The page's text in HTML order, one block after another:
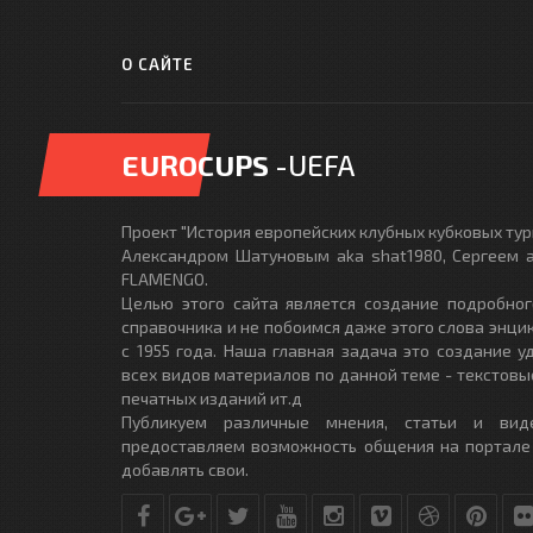
О САЙТЕ
EUROCUPS -UEFA
Проект "История европейских клубных кубковых
Александром Шатуновым aka shat1980, Сергеем
FLAMENGO.
Целью этого сайта является создание
справочника и не побоимся даже этого слова
с 1955 года. Наша главная задача это создание
всех видов материалов по данной теме -
печатных изданий ит.д
Публикуем различные мнения, статьи и
предоставляем возможность общения на
добавлять свои.